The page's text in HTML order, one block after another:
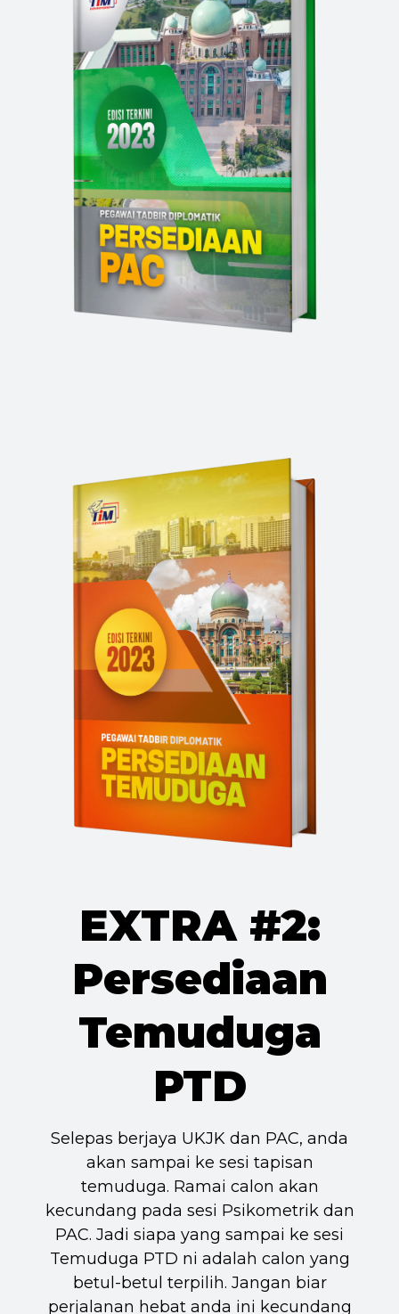
EXTRA #2:
Persediaan
Temuduga
PTD
Selepas berjaya UKJK dan PAC, anda
akan sampai ke sesi tapisan
temuduga. Ramai calon akan
kecundang pada sesi Psikometrik dan
PAC. Jadi siapa yang sampai ke sesi
Temuduga PTD ni adalah calon yang
betul-betul terpilih. Jangan biar
perjalanan hebat anda ini kecundang